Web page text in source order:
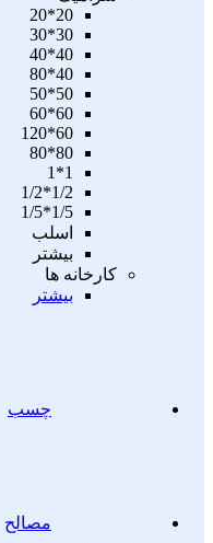
20*20
30*30
40*40
40*80
50*50
60*60
60*120
80*80
1*1
1/2*1/2
1/5*1/5
اسلب
بیشتر
کارخانه ها
بیشتر
چسب
مصالح